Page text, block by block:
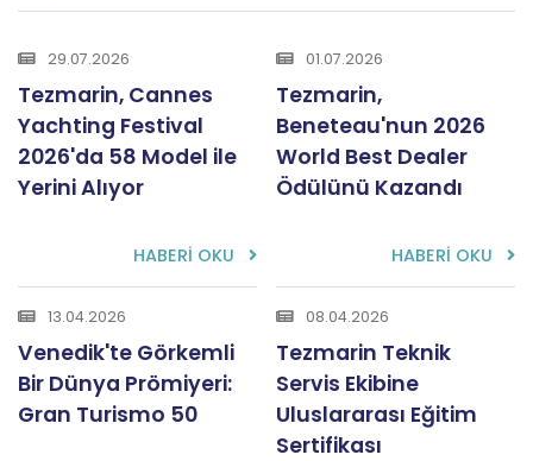
29.07.2026
Tezmarin, Cannes
Yachting Festival
2026'da 58 Model ile
Yerini Alıyor
HABERİ OKU
01.07.2026
Tezmarin,
Beneteau'nun 2026
World Best Dealer
Ödülünü Kazandı
HABERİ OKU
13.04.2026
Venedik'te Görkemli
Bir Dünya Prömiyeri:
Gran Turismo 50
08.04.2026
Tezmarin Teknik
Servis Ekibine
Uluslararası Eğitim
Sertifikası